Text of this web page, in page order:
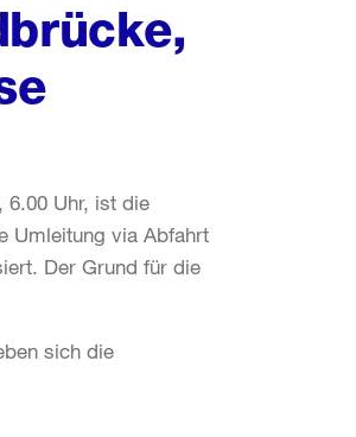
6.00 Uhr, ist die
Umleitung via Abfahrt
Der Grund für die
sich die